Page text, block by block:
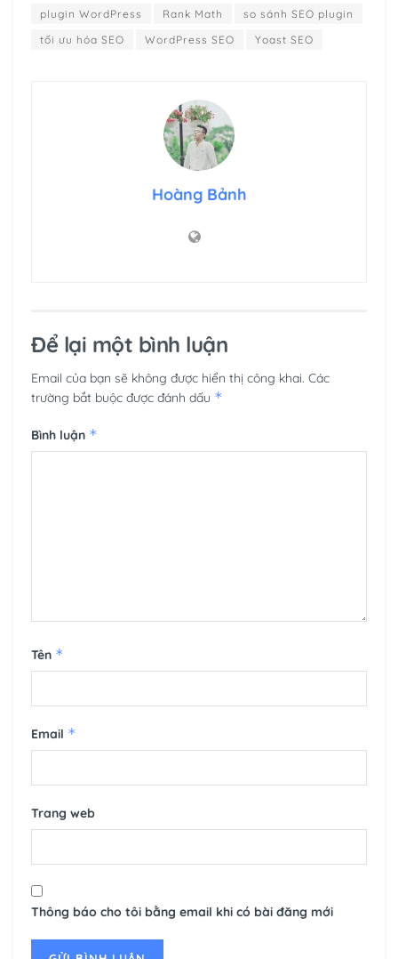
plugin WordPress
Rank Math
so sánh SEO plugin
tối ưu hóa SEO
WordPress SEO Yoast SEO
Hoàng Bảnh
Để lại một bình luận
Email của bạn sẽ không được hiển thị công khai. Các
trường bắt buộc được đánh dấu *
Bình luận *
Tên *
Email *
Trang web
Thông báo cho tôi bằng email khi có bài đăng mới